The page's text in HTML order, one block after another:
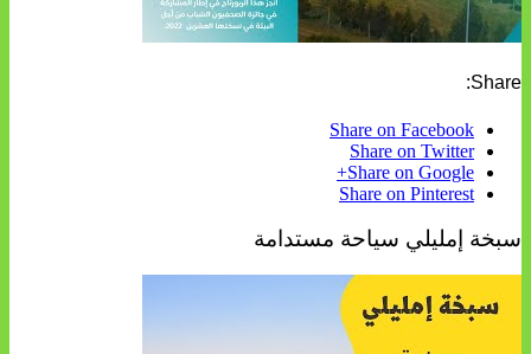
Share:
Share on Facebook
Share on Twitter
Share on Google+
Share on Pinterest
سبخة إمليلي سياحة مستدامة